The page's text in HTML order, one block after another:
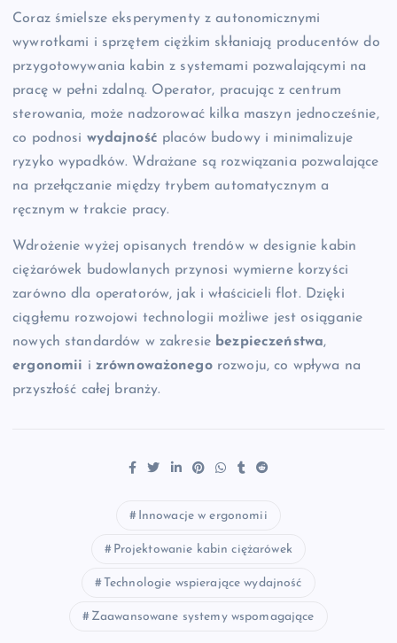
Coraz śmielsze eksperymenty z autonomicznymi
wywrotkami i sprzętem ciężkim skłaniają producentów do
przygotowywania kabin z systemami pozwalającymi na
pracę w pełni zdalną. Operator, pracując z centrum
sterowania, może nadzorować kilka maszyn jednocześnie,
co podnosi wydajność placów budowy i minimalizuje
ryzyko wypadków. Wdrażane są rozwiązania pozwalające
na przełączanie między trybem automatycznym a
ręcznym w trakcie pracy.
Wdrożenie wyżej opisanych trendów w designie kabin
ciężarówek budowlanych przynosi wymierne korzyści
zarówno dla operatorów, jak i właścicieli flot. Dzięki
ciągłemu rozwojowi technologii możliwe jest osiąganie
nowych standardów w zakresie bezpieczeństwa,
ergonomii i zrównoważonegorozwoju, co wpływa na
przyszłość całej branży.
Innowacje w ergonomii
Projektowanie kabin ciężarówek
Technologie wspierające wydajność
Zaawansowane systemy wspomagające